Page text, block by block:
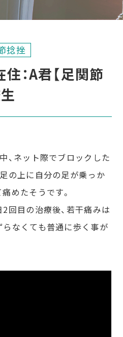
：A君【足関節
捻挫
、ネット際でブロックした
の上に自分の足が乗っか
めたそうです。
回目の治療後、若干痛みは
なくても普通に歩く事が